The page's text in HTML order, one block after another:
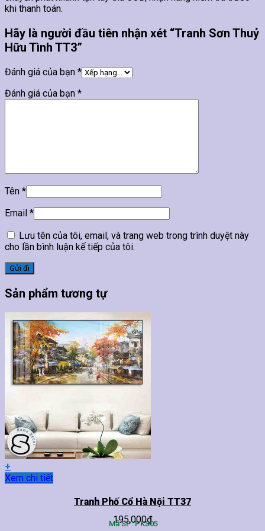
khi thanh toán.
Hãy là người đầu tiên nhận xét “Tranh Sơn Thuỷ
Hữu Tình TT3”
Đánh giá của bạn *
Đánh giá của bạn *
Tên *
Email *
Lưu tên của tôi, email, và trang web trong trình duyệt này
cho lần bình luận kế tiếp của tôi.
Sản phẩm tương tự
+
Sản
Xem chi tiết
Tranh Phố Cổ Hà Nội TT37
195,000₫
Mã SP: PKS05